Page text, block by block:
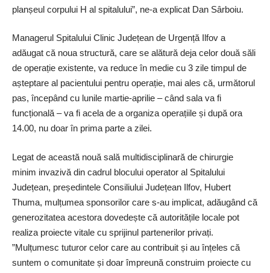
planșeul corpului H al spitalului”, ne-a explicat Dan Sârboiu.
Managerul Spitalului Clinic Județean de Urgență Ilfov a
adăugat că noua structură, care se alătură deja celor două săli
de operație existente, va reduce în medie cu 3 zile timpul de
așteptare al pacientului pentru operație, mai ales că, următorul
pas, începând cu lunile martie-aprilie – când sala va fi
funcțională – va fi acela de a organiza operațiile și după ora
14.00, nu doar în prima parte a zilei.
Legat de această nouă sală multidisciplinară de chirurgie
minim invazivă din cadrul blocului operator al Spitalului
Județean, președintele Consiliului Județean Ilfov, Hubert
Thuma, mulțumea sponsorilor care s-au implicat, adăugând că
generozitatea acestora dovedește că autoritățile locale pot
realiza proiecte vitale cu sprijinul partenerilor privați.
”Mulțumesc tuturor celor care au contribuit și au înțeles că
suntem o comunitate și doar împreună construim proiecte cu